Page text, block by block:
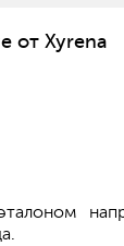
от Xyrena